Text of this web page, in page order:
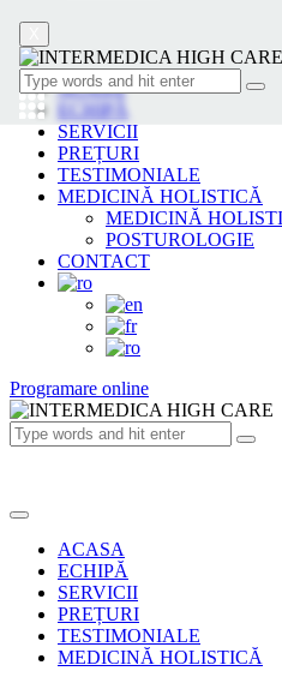
ACASA
ECHIPĂ
SERVICII
PREȚURI
TESTIMONIALE
MEDICINĂ HOLISTICĂ
MEDICINĂ
POSTUROLOGIE
CONTACT
Programare online
ACASA
ECHIPĂ
SERVICII
PREȚURI
TESTIMONIALE
MEDICINĂ HOLISTICĂ